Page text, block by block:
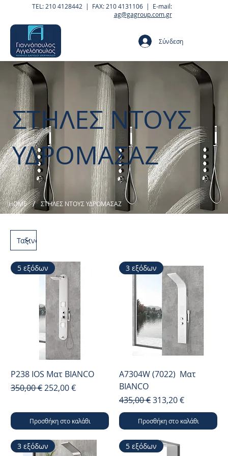
TEL: 210 4128442 | FAX: 210 4131106 | E-mail:
ag@gagroup.com.gr
Σύνδεση
ΣΤΗΛΕΣ ΝΤΟΥΣ
ΥΔΡΟΜΑΣΑΖ
HOME / ΣΤΗΛΕΣ ΝΤΟΥΣ ΥΔΡΟΜΑΣΑΖ
5 εξόδων
P238 IOS Ματ BIANCO
Κανονική τιμή
350,00 € Τιμή Έκπτωσης
252,00 €
Προσθήκη στο καλάθι
3 εξόδων
A7304W (7022) Ματ
BIANCO
Κανονική τιμή
435,00 €Τιμή Έκπτωσης
313,20 €
Προσθήκη στο καλάθι
3 εξόδων 5 εξόδων